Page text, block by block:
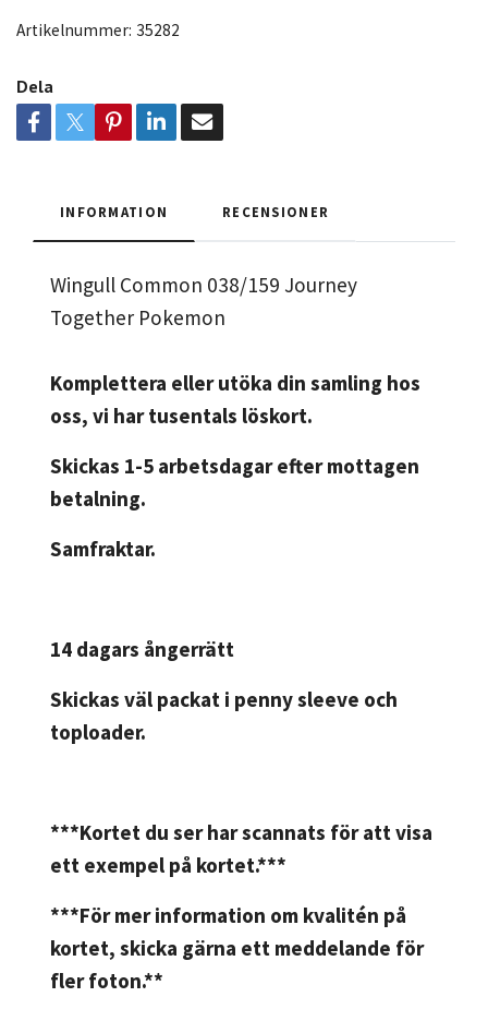
Artikelnummer: 35282
Dela
INFORMATION RECENSIONER
Wingull Common 038/159 Journey
Together Pokemon
Komplettera eller utöka din samling hos
oss, vi har tusentals löskort.
Skickas 1-5 arbetsdagar efter mottagen
betalning.
Samfraktar.
14 dagars ångerrätt
Skickas väl packat i penny sleeve och
toploader.
***Kortet du ser har scannats för att visa
ett exempel på kortet.***
***För mer information om kvalitén på
kortet, skicka gärna ett meddelande för
fler foton.**